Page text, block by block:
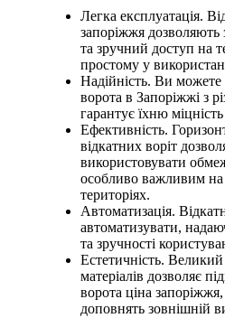
Легка експлуатація.
запоріжжя
та зручний доступ на
простому у
Надійність. Ви можете
ворота в Запоріжжі з
гарантує їхню міцність
Ефективність.
відкатних воріт
використовувати
особливо важливим
територіях.
Автоматизація.
автоматизувати,
та зручності
Естетичність.
матеріалів дозволяє
ворота ціна
доповнять зовнішній